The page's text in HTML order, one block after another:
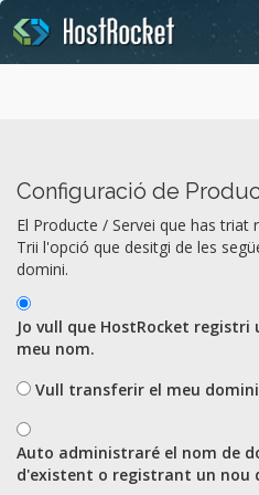
Configuració de
El Producte / Servei que has triat
Trii l'opció que desitgi de les
domini.
Jo vull que HostRocket
meu nom.
Vull transferir el meu
Auto administraré el nom de
d'existent o registrant un nou